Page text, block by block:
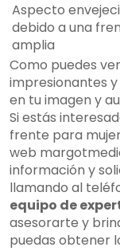
Aspecto
debido a una
amplia
Como puedes
impresionantes
en tu imagen y
Si estás
frente para
web
información y
llamando al
equipo de
asesorarte y
puedas obtener